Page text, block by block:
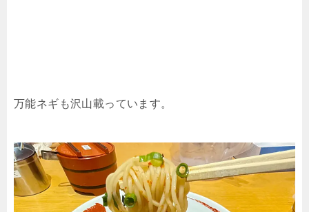
万能ネギも沢山載っています。